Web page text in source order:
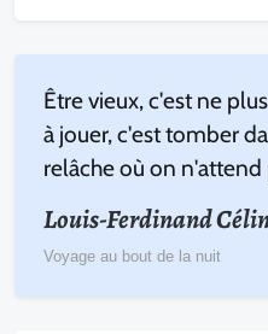
Être vieux, c'est ne
à jouer, c'est tomber
relâche où on
Louis-Ferdinand
Voyage au bout de la nuit